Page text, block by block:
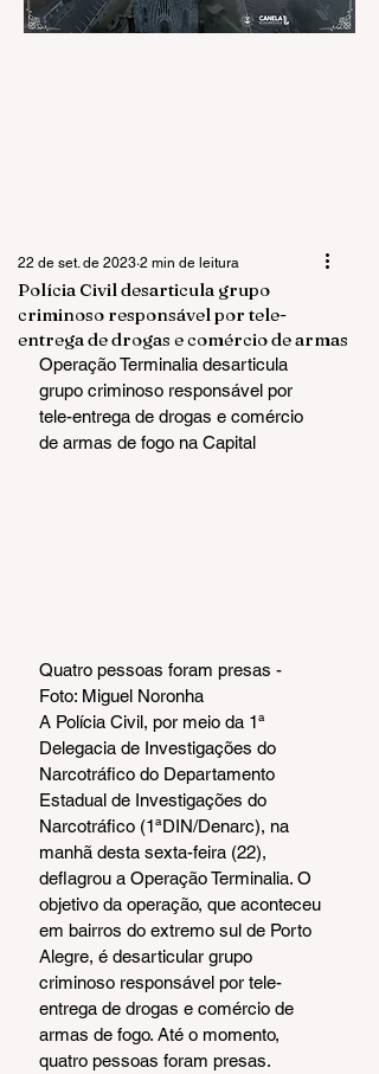
Polícia Civil desarticula grupo
criminoso responsável por tele-
entrega de drogas e comércio de armas
22 de set. de 2023 2 min de leitura
Operação Terminalia desarticula
grupo criminoso responsável por
tele-entrega de drogas e comércio
de armas de fogo na Capital
Quatro pessoas foram presas -
Foto: Miguel Noronha
A Polícia Civil, por meio da 1ª
Delegacia de Investigações do
Narcotráfico do Departamento
Estadual de Investigações do
Narcotráfico (1ªDIN/Denarc), na
manhã desta sexta-feira (22),
deflagrou a Operação Terminalia. O
objetivo da operação, que aconteceu
em bairros do extremo sul de Porto
Alegre, é desarticular grupo
criminoso responsável por tele-
entrega de drogas e comércio de
armas de fogo. Até o momento,
quatro pessoas foram presas.